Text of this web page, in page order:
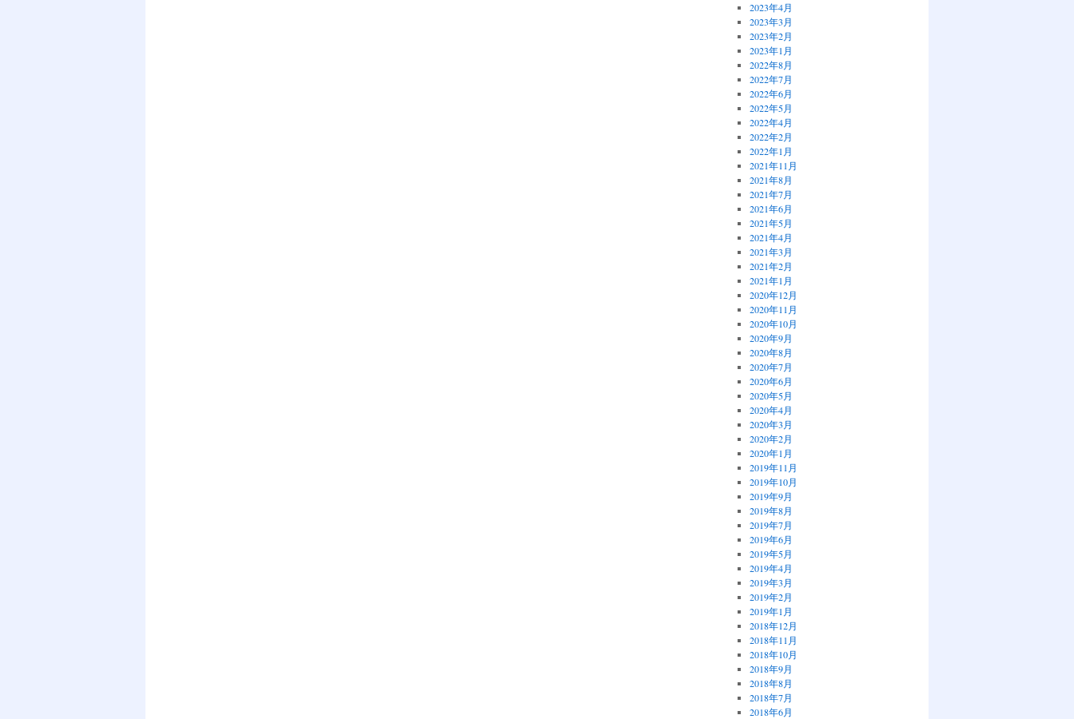
2023年4月
2023年3月
2023年2月
2023年1月
2022年8月
2022年7月
2022年6月
2022年5月
2022年4月
2022年2月
2022年1月
2021年11月
2021年8月
2021年7月
2021年6月
2021年5月
2021年4月
2021年3月
2021年2月
2021年1月
2020年12月
2020年11月
2020年10月
2020年9月
2020年8月
2020年7月
2020年6月
2020年5月
2020年4月
2020年3月
2020年2月
2020年1月
2019年11月
2019年10月
2019年9月
2019年8月
2019年7月
2019年6月
2019年5月
2019年4月
2019年3月
2019年2月
2019年1月
2018年12月
2018年11月
2018年10月
2018年9月
2018年8月
2018年7月
2018年6月